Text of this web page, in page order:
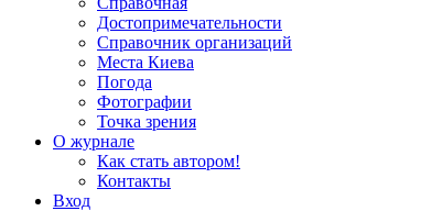
Достопримечательности
Справочник организаций
Места Киева
Погода
Фотографии
Точка зрения
О журнале
Как стать автором!
Контакты
Вход